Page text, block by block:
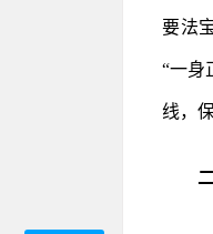
要法
“一身
线，